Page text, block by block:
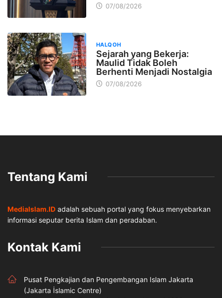
07/08/2026
HALQOH
Sejarah yang Bekerja:
Maulid Tidak Boleh
Berhenti Menjadi Nostalgia
07/08/2026
Tentang Kami
MediaIslam.ID adalah sebuah portal yang fokus menyebarkan
informasi seputar berita Islam dan peradaban.
Kontak Kami
Pusat Pengkajian dan Pengembangan Islam Jakarta
(Jakarta İslamic Centre)